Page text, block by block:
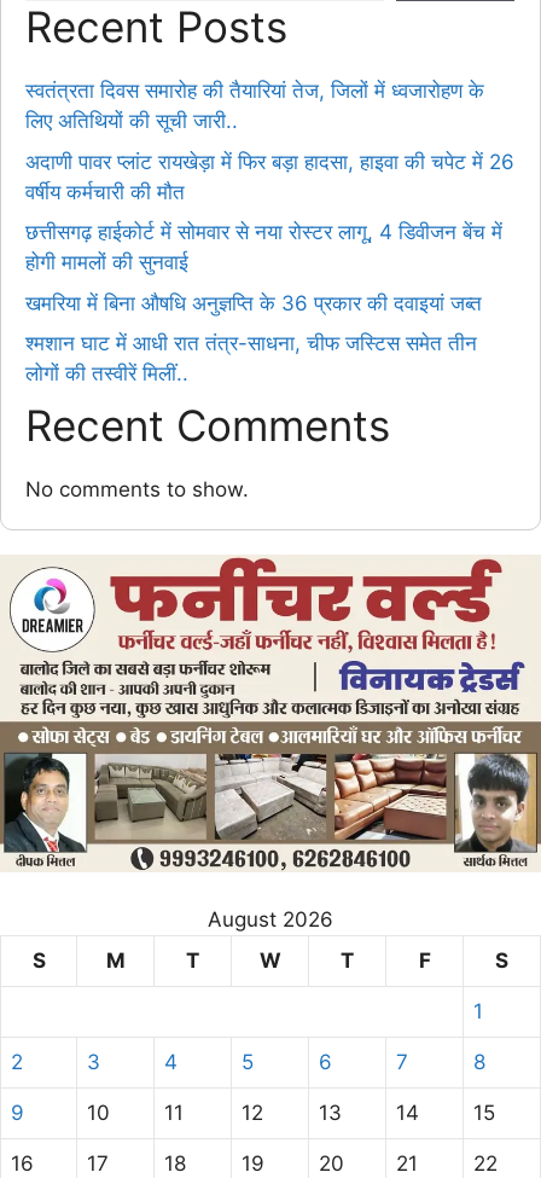
Recent Posts
स्वतंत्रता दिवस समारोह की तैयारियां तेज, जिलों में ध्वजारोहण के
लिए अतिथियों की सूची जारी..
अदाणी पावर प्लांट रायखेड़ा में फिर बड़ा हादसा, हाइवा की चपेट में 26
वर्षीय कर्मचारी की मौत
छत्तीसगढ़ हाईकोर्ट में सोमवार से नया रोस्टर लागू, 4 डिवीजन बेंच में
होगी मामलों की सुनवाई
खमरिया में बिना औषधि अनुज्ञप्ति के 36 प्रकार की दवाइयां जब्त
श्मशान घाट में आधी रात तंत्र-साधना, चीफ जस्टिस समेत तीन
लोगों की तस्वीरें मिलीं..
Recent Comments
No comments to show.
August 2026
S
M T W T F S
1
2 3 4 5 6 7 8
9 10 11 12 13 14 15
16 17 18 19 20 21 22